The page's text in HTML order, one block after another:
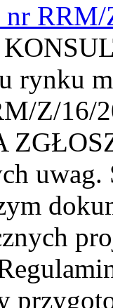
rynku
Z/16/